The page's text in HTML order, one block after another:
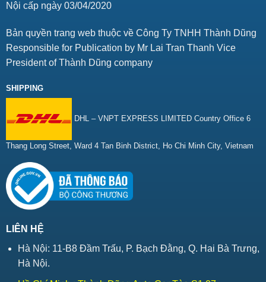
Nội cấp ngày 03/04/2020
Bản quyền trang web thuộc về Công Ty TNHH Thành Dũng
Responsible for Publication by Mr Lai Tran Thanh Vice
President of Thành Dũng company
SHIPPING
DHL – VNPT EXPRESS LIMITED Country Office 6
Thang Long Street, Ward 4 Tan Binh District, Ho Chi Minh City, Vietnam
LIÊN HỆ
Hà Nội: 11-B8 Đầm Trấu, P. Bạch Đằng, Q. Hai Bà Trưng,
Hà Nội.